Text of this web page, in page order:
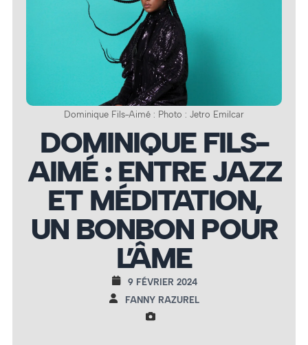
Dominique Fils-Aimé : Photo : Jetro Emilcar
DOMINIQUE FILS-
AIMÉ : ENTRE JAZZ
ET MÉDITATION,
UN BONBON POUR
L’ÂME
9 FÉVRIER 2024
FANNY RAZUREL